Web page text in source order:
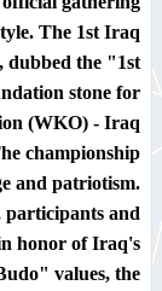
The 1st Iraq
, dubbed the "1st
stone for
(WKO) - Iraq
championship
and patriotism.
and
honor of Iraq's
values, the